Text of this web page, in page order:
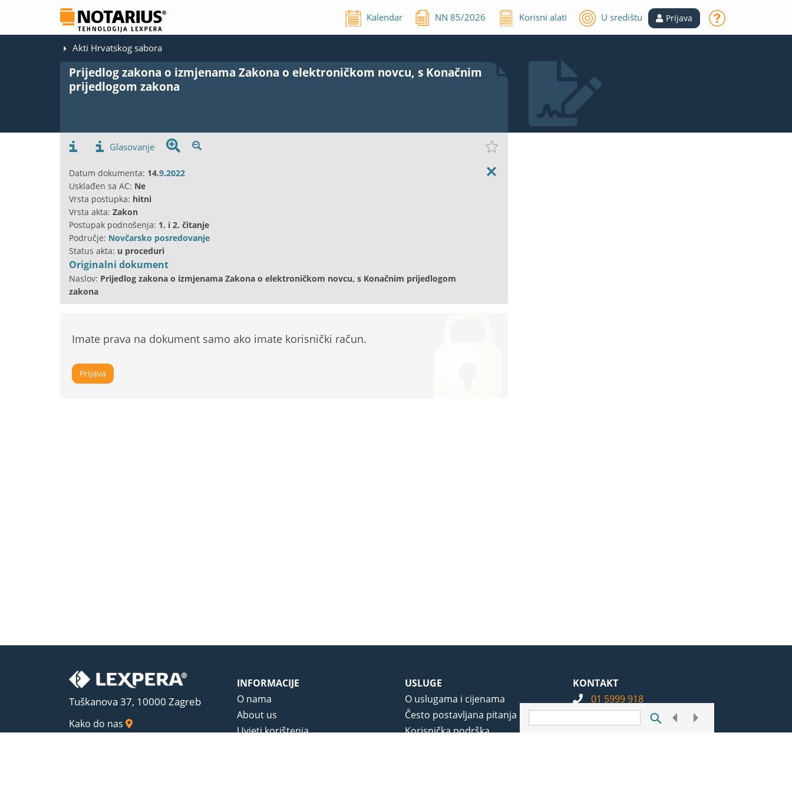
Kalendar NN85/2026 Korisni alati U središtu Prijava
Akti Hrvatskog sabora
Prijedlog zakona o izmjenama Zakona o elektroničkom novcu, s Konačnim
prijedlogom zakona
Glasovanje
Datum dokumenta: 14.9.2022
Usklađen sa AC: Ne
Vrsta postupka: hitni
Vrsta akta: Zakon
Postupak podnošenja: 1. i 2. čitanje
Područje: Novčarsko posredovanje
Status akta: u proceduri
Originalni dokument
Naslov: Prijedlog zakona o izmjenama Zakona o elektroničkom novcu, s Konačnim prijedlogom
zakona
Imate prava na dokument samo ako imate korisnički račun.
Prijava
Tuškanova 37, 10000 Zagreb
Kako do nas
INFORMACIJE
O nama
About us
Uvjeti korištenja
USLUGE
O uslugama i cijenama
Često postavljana pitanja
Korisnička podrška
KONTAKT
01 5999 918
info@notarius.hr